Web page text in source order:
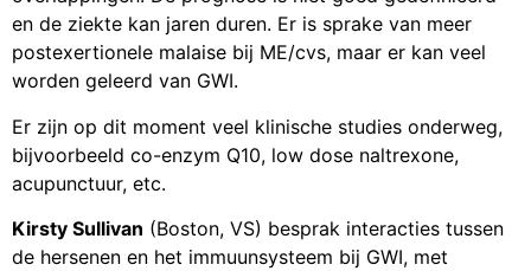
en de ziekte kan jaren duren. Er is sprake van meer
postexertionele malaise bij ME/cvs, maar er kan veel
worden geleerd van GWI.
Er zijn op dit moment veel klinische studies onderweg,
bijvoorbeeld co-enzym Q10, low dose naltrexone,
acupunctuur, etc.
Kirsty Sullivan (Boston, VS) besprak interacties tussen
de hersenen en het immuunsysteem bij GWI, met